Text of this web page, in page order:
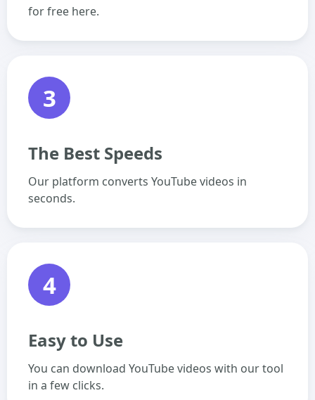
for free here.
3
The Best Speeds
Our platform converts YouTube videos in
seconds.
4
Easy to Use
You can download YouTube videos with our tool
in a few clicks.